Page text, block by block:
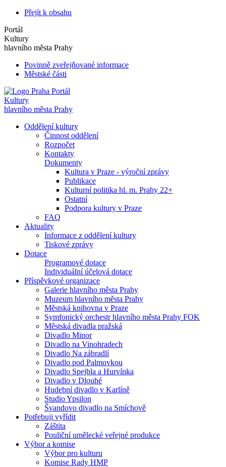
Přejít k obsahu
Portál
Kultury
hlavního města Prahy
Povinně zveřejňované informace
Městské části
Portál
Kultury
hlavního města Prahy
Oddělení kultury
Činnost oddělení
Rozpočet
Kontakty
Dokumenty
Kultura v Praze - výroční zprávy
Publikace
Kulturní politika hl. m. Prahy 22+
Ostatní
Podpora kultury v Praze
FAQ
Aktuality
Informace z oddělení kultury
Tiskové zprávy
Dotace
Programové dotace
Individuální účelová dotace
Příspěvkové organizace
Galerie hlavního města Prahy
Muzeum hlavního města Prahy
Městská knihovna v Praze
Symfonický orchestr hlavního města Prahy FOK
Městská divadla pražská
Divadlo Minor
Divadlo na Vinohradech
Divadlo Na zábradlí
Divadlo pod Palmovkou
Divadlo Spejbla a Hurvínka
Divadlo v Dlouhé
Hudební divadlo v Karlíně
Studio Ypsilon
Švandovo divadlo na Smíchově
Potřebuji vyřídit
Záštita
Pouliční umělecké veřejné produkce
Výbor a komise
Výbor pro kulturu
Komise Rady HMP